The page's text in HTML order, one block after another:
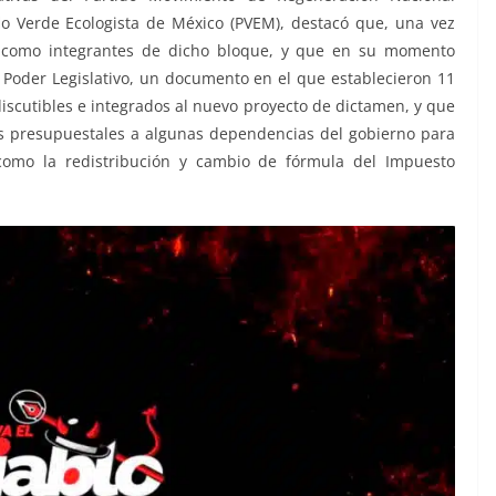
Verde Ecologista de México (PVEM), destacó que, una vez
integrantes de dicho bloque, y que en su momento
Legislativo, un documento en el que establecieron 11
e integrados al nuevo proyecto de dictamen, y que
a algunas dependencias del gobierno para
la redistribución y cambio de fórmula del Impuesto